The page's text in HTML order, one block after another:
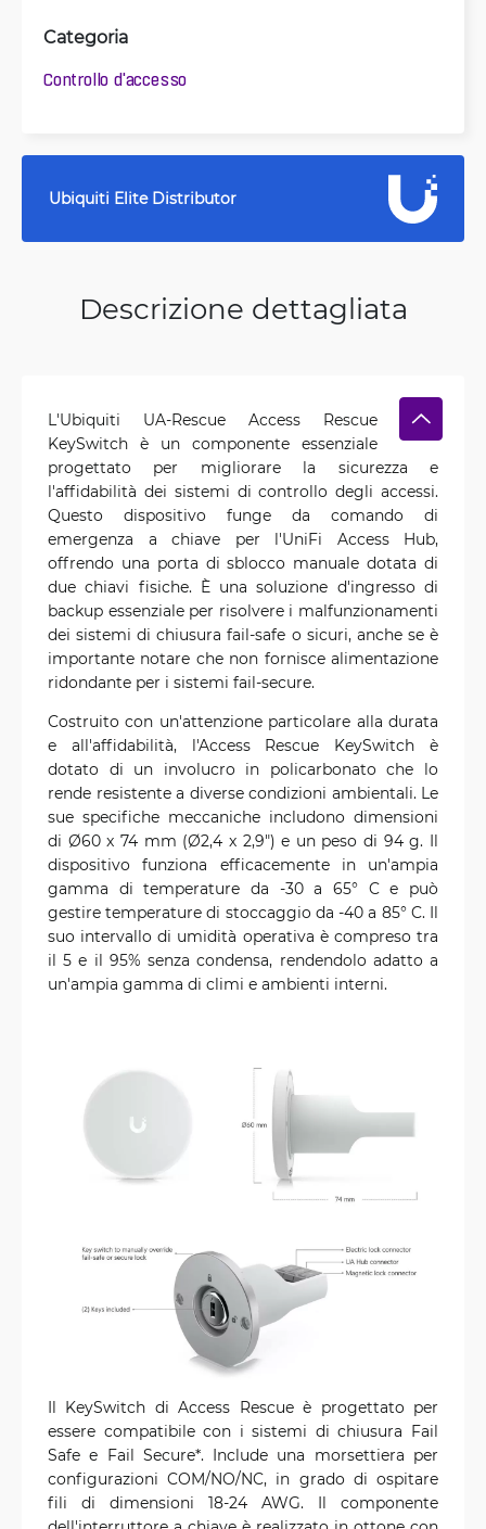
Categoria
Controllo d'accesso
Ubiquiti Elite Distributor
Descrizione dettagliata
L'Ubiquiti UA-Rescue Access Rescue
KeySwitch è un componente essenziale
progettato per migliorare la sicurezza e
l'affidabilità dei sistemi di controllo degli accessi.
Questo dispositivo funge da comando di
emergenza a chiave per l'UniFi Access Hub,
offrendo una porta di sblocco manuale dotata di
due chiavi fisiche. È una soluzione d'ingresso di
backup essenziale per risolvere i malfunzionamenti
dei sistemi di chiusura fail-safe o sicuri, anche se è
importante notare che non fornisce alimentazione
ridondante per i sistemi fail-secure.
Costruito con un'attenzione particolare alla durata
e all'affidabilità, l'Access Rescue KeySwitch è
dotato di un involucro in policarbonato che lo
rende resistente a diverse condizioni ambientali. Le
sue specifiche meccaniche includono dimensioni
di Ø60 x 74 mm (Ø2,4 x 2,9") e un peso di 94 g. Il
dispositivo funziona efficacemente in un'ampia
gamma di temperature da -30 a 65° C e può
gestire temperature di stoccaggio da -40 a 85° C. Il
suo intervallo di umidità operativa è compreso tra
il 5 e il 95% senza condensa, rendendolo adatto a
un'ampia gamma di climi e ambienti interni.
Il KeySwitch di Access Rescue è progettato per
essere compatibile con i sistemi di chiusura Fail
Safe e Fail Secure*. Include una morsettiera per
configurazioni COM/NO/NC, in grado di ospitare
fili di dimensioni 18-24 AWG. Il componente